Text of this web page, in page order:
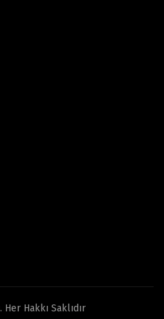
. Her Hakkı Saklıdır